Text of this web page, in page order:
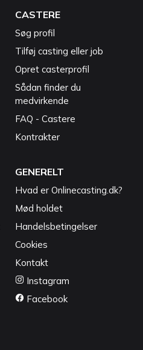
CASTERE
Søg profil
Tilføj casting eller job
Opret casterprofil
Sådan finder du
medvirkende
FAQ - Castere
Kontrakter
GENERELT
Hvad er Onlinecasting.dk?
Mød holdet
Handelsbetingelser
Cookies
Kontakt
Instagram
Facebook